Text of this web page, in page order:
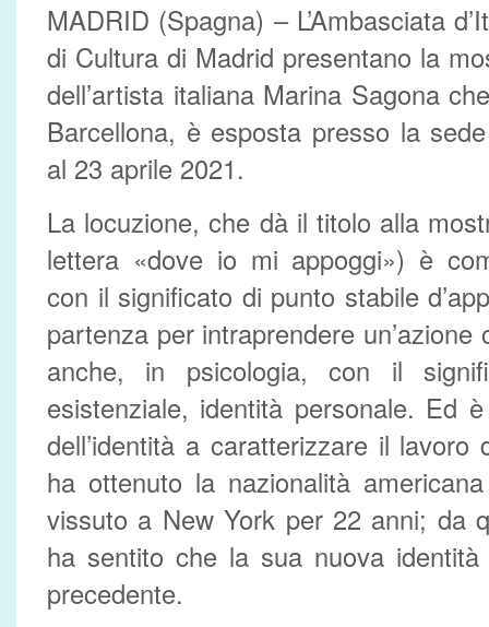
MADRID (Spagna) – L’Ambasciata
di Cultura di Madrid presentano la
dell’artista italiana Marina Sagona
Barcellona, è esposta presso la
al 23 aprile 2021.
La locuzione, che dà il titolo alla
lettera «dove io mi appoggi») è
con il significato di punto stabile
partenza per intraprendere
anche, in psicologia, con il
esistenziale, identità personale. Ed
dell’identità a caratterizzare il lavoro
ha ottenuto la nazionalità
vissuto a New York per 22 anni; da
ha sentito che la sua nuova
precedente.